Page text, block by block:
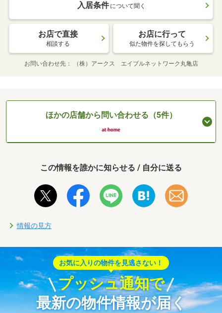
入居条件 について聞く
お店で直接
相談する
お店に行って
似た物件を探してもらう
お問い合わせ先 （株）アークス エイブルネットワーク丸亀店
ほかの店舗から問い合わせる（5件）
この情報を誰かに知らせる / 自分に送る
情報の見方
お気に入りの物件を見逃さない！
プッシュ通知で
最新の物件情報が届く